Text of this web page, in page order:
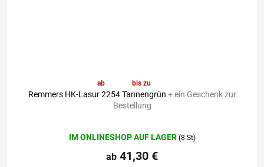
ab bis zu
Remmers HK-Lasur 2254 Tannengrün + ein Geschenk zur
Bestellung
durchschnittliche
Produktbewertung
ist
IM ONLINESHOP AUF LAGER (8 St)
ab 41,30 €